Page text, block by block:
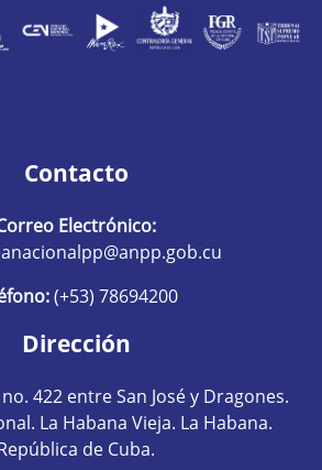
Contacto
Electrónico:
(+53) 78694200
Dirección
422 entre San José y Dragones.
La Habana Vieja. La Habana.
de Cuba.